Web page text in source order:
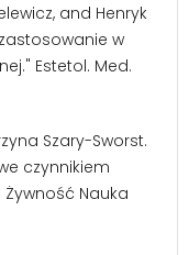
and Henryk
w
Estetol. Med.
Szary-Sworst.
czynnikiem
Nauka